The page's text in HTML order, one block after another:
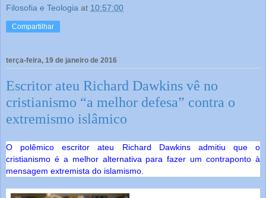
Filosofia e Teologia at 10:57:00
Compartilhar
terça-feira, 19 de janeiro de 2016
Escritor ateu Richard Dawkins vê no
cristianismo “a melhor defesa” contra o
extremismo islâmico
O polêmico escritor ateu Richard Dawkins admitiu que o
cristianismo é a melhor alternativa para fazer um contraponto à
mensagem extremista do islamismo.